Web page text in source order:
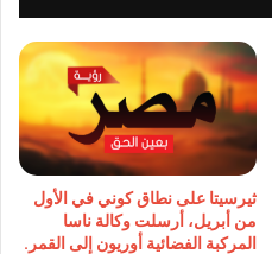
ثيرسيتا على نطاق كوني في الأول
من أبريل، أرسلت وكالة ناسا
المركبة الفضائية أوريون إلى القمر.